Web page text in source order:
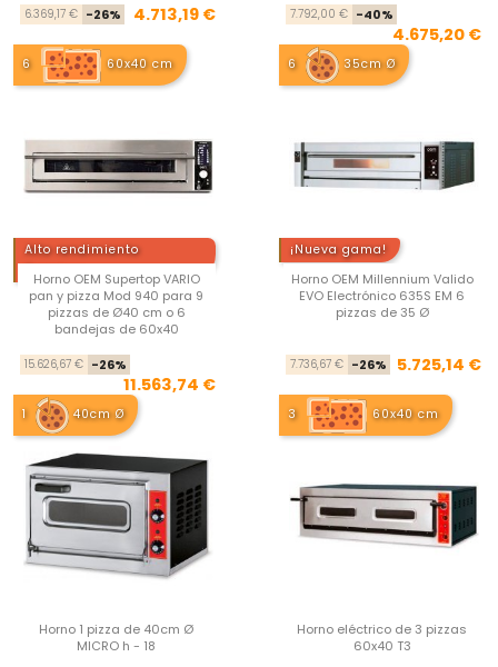
Precio base
6.369,17 € -26% Precio
4.713,19 € 7.792,00 € -40%
4.675,20 €
6 60x40 cm
Alto rendimiento
Premium
Horno OEM Supertop VARIO
pan y pizza Mod 940 para 9
pizzas de Ø40 cm o 6
bandejas de 60x40
Precio base
15.626,67 € -26%
11.563,74 €
6 35cm Ø
¡Nueva gama!
Horno OEM Millennium Valido
EVO Electrónico 635S EM 6
pizzas de 35 Ø
7.736,67 € -26% 5.725,14 €
1 40cm Ø
Horno 1 pizza de 40cm Ø
MICRO h - 18
3 60x40 cm
Horno eléctrico de 3 pizzas
60x40 T3